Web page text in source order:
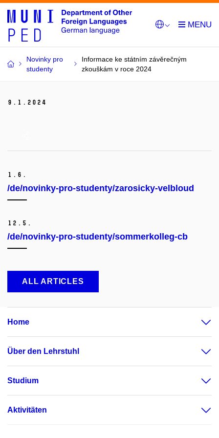
Novinky pro
studenty
Informace ke státním závěrečným
zkouškám v roce 2024
9. 1. 2024
1. 6.
/de/novinky-pro-studenty/zarosicky-velbloud
12. 5.
/de/novinky-pro-studenty/sommerkolleg-cb
ALL ARTICLES
Home
Über den Lehrstuhl
Studium
Aktivitäten